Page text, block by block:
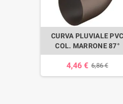
CURVA PLUVIALE PVC
COL. MARRONE 87°
4,46 € 6,86 €